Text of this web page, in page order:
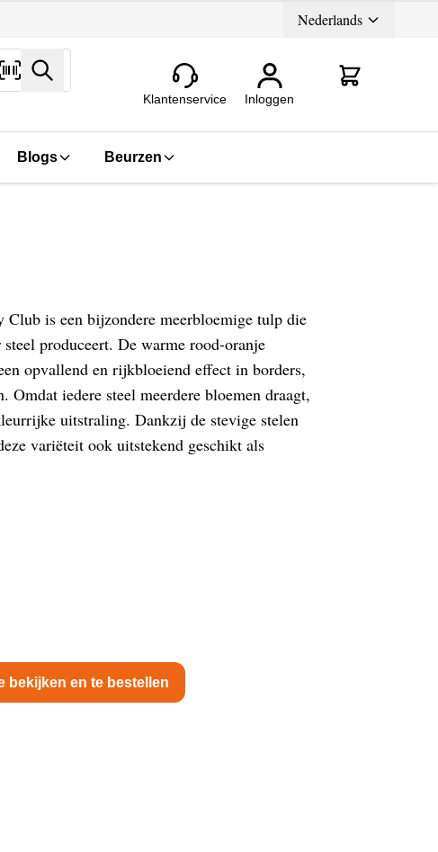
Nederlands
Zoeken
Klantenservice Inloggen
Blogs Beurzen
is een bijzondere meerbloemige tulp die
produceert. De warme rood-oranje
opvallend en rijkbloeiend effect in borders,
Omdat iedere steel meerdere bloemen draagt,
uitstraling. Dankzij de stevige stelen
variëteit ook uitstekend geschikt als
bekijken en te bestellen